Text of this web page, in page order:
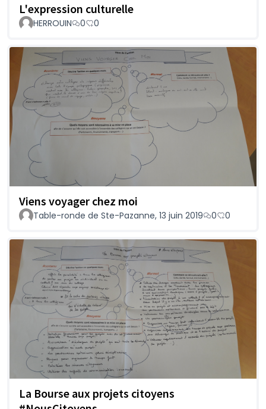
L'expression culturelle
HERROUIN 0 0
Viens voyager chez moi
Table-ronde de Ste-Pazanne, 13 juin 2019 0 0
La Bourse aux projets citoyens